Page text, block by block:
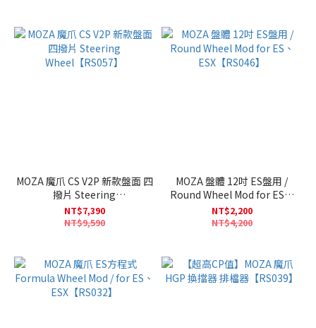
MOZA 魔爪 CS V2P 新款盤面 四
撥片 Steering
Wheel【RS057】
NT$7,390
NT$9,590
MOZA 盤體 12吋 ES盤用 /
Round Wheel Mod for ES、
ESX【RS046】
NT$2,200
NT$4,200